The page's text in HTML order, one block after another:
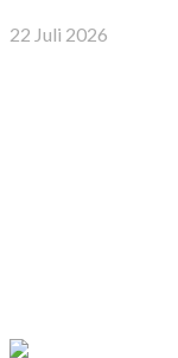
22 Juli 2026